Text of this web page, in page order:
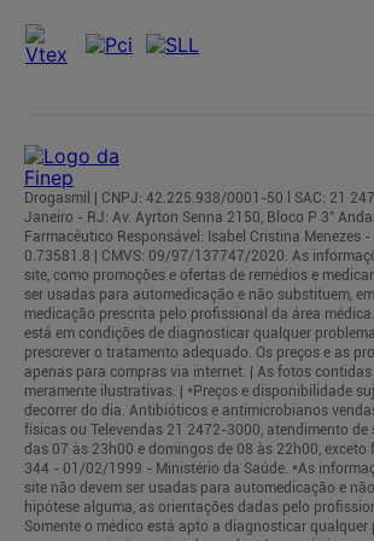
Drogasmil | CNPJ: 42.225.938/0001-50 l SAC: 21
Janeiro - RJ: Av. Ayrton Senna 2150, Bloco P 3°
Farmacêutico Responsável: Isabel Cristina Menezes -
0.73581.8 | CMVS: 09/97/137747/2020. As
site, como promoções e ofertas de remédios e
ser usadas para automedicação e não substituem,
medicação prescrita pelo profissional da área
está em condições de diagnosticar qualquer
prescrever o tratamento adequado. Os preços e as
apenas para compras via internet. | As fotos
meramente ilustrativas. | *Preços e disponibilidade
decorrer do dia. Antibióticos e antimicrobianos
físicas ou Televendas 21 2472-3000, atendimento de
das 07 às 23h00 e domingos de 08 às 22h00, exceto
344 - 01/02/1999 - Ministério da Saúde. *As
site não devem ser usadas para automedicação e
hipótese alguma, as orientações dadas pelo
Somente o médico está apto a diagnosticar qualquer